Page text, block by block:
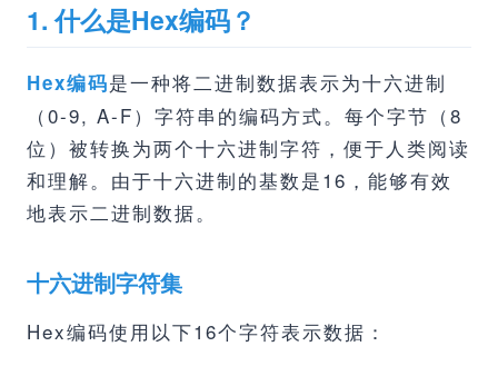
1. 什么是Hex编码？
Hex编码是一种将二进制数据表示为十六进制
（0-9, A-F）字符串的编码方式。每个字节（8
位）被转换为两个十六进制字符，便于人类阅读
和理解。由于十六进制的基数是16，能够有效
地表示二进制数据。
十六进制字符集
Hex编码使用以下16个字符表示数据：